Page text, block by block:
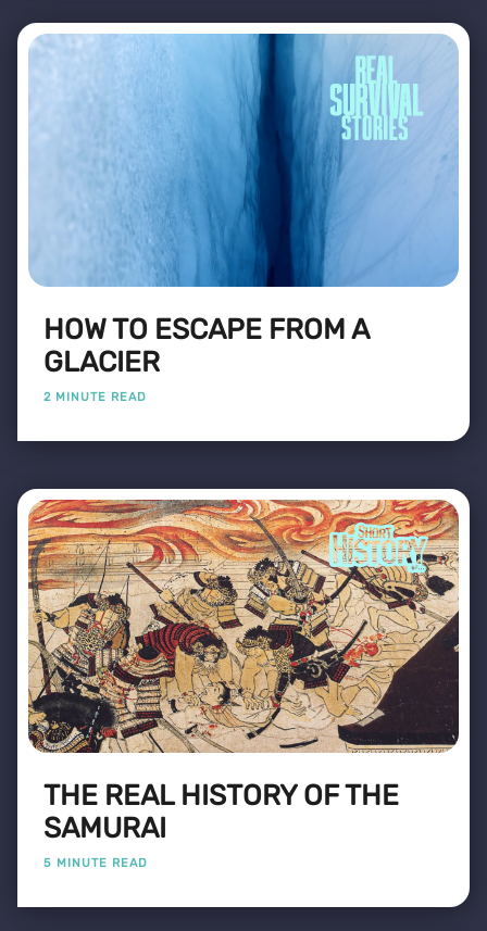
HOW TO ESCAPE FROM A
GLACIER
2 MINUTE READ
THE REAL HISTORY OF THE
SAMURAI
5 MINUTE READ